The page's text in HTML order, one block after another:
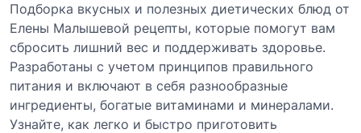
Подборка вкусных и полезных диетических блюд от
Елены Малышевой рецепты, которые помогут вам
сбросить лишний вес и поддерживать здоровье.
Разработаны с учетом принципов правильного
питания и включают в себя разнообразные
ингредиенты, богатые витаминами и минералами.
Узнайте, как легко и быстро приготовить